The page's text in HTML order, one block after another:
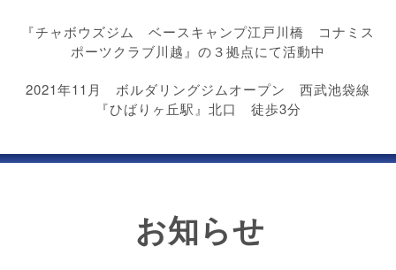
『チャボウズジム ベースキャンプ江戸川橋 コナミス
ポーツクラブ川越』の３拠点にて活動中
2021年11月 ボルダリングジムオープン 西武池袋線
『ひばりヶ丘駅』北口 徒歩3分
お知らせ